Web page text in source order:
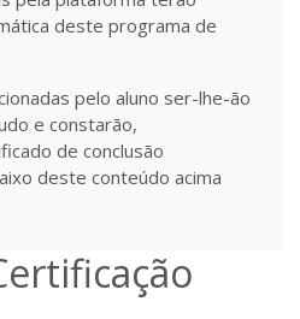
deste programa de
pelo aluno ser-lhe-ão
e constarão,
de conclusão
deste conteúdo acima